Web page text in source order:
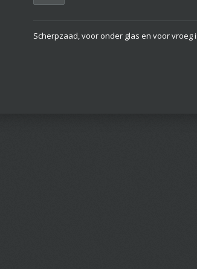
Scherpzaad, voor onder glas en voor vroeg